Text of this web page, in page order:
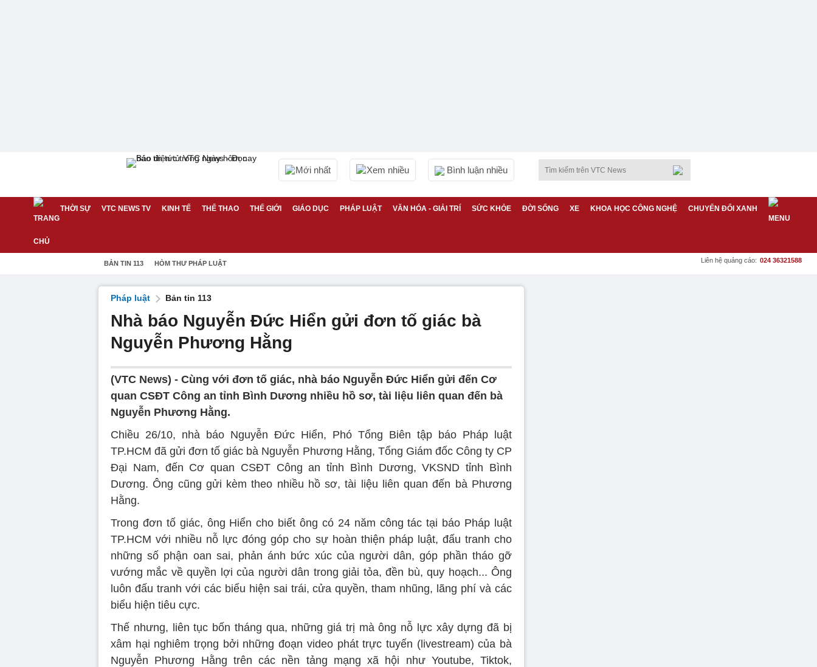
Mới nhất Xem nhiều Bình luận nhiều
THỜI SỰ VTC NEWS TV KINH TẾ THỂ THAO THẾ GIỚI GIÁO DỤC PHÁP LUẬT VĂN HÓA - GIẢI TRÍ SỨC KHỎE ĐỜI SỐNG XE KHOA HỌC CÔNG NGHỆ CHUYỂN ĐỔI XANH
BẢN TIN 113 HÒM THƯ PHÁP LUẬT Liên hệ quảng cáo: 024 36321588
Pháp luật Bản tin 113
Nhà báo Nguyễn Đức Hiển gửi đơn tố giác bà
Nguyễn Phương Hằng
(VTC News) - Cùng với đơn tố giác, nhà báo Nguyễn Đức Hiển gửi đến Cơ
quan CSĐT Công an tỉnh Bình Dương nhiều hồ sơ, tài liệu liên quan đến bà
Nguyễn Phương Hằng.
Chiều 26/10, nhà báo Nguyễn Đức Hiển, Phó Tổng Biên tập báo Pháp luật
TP.HCM đã gửi đơn tố giác bà Nguyễn Phương Hằng, Tổng Giám đốc Công ty CP
Đại Nam, đến Cơ quan CSĐT Công an tỉnh Bình Dương, VKSND tỉnh Bình
Dương. Ông cũng gửi kèm theo nhiều hồ sơ, tài liệu liên quan đến bà Phương
Hằng.
Trong đơn tố giác, ông Hiển cho biết ông có 24 năm công tác tại báo Pháp luật
TP.HCM với nhiều nỗ lực đóng góp cho sự hoàn thiện pháp luật, đấu tranh cho
những số phận oan sai, phản ánh bức xúc của người dân, góp phần tháo gỡ
vướng mắc về quyền lợi của người dân trong giải tỏa, đền bù, quy hoạch... Ông
luôn đấu tranh với các biểu hiện sai trái, cửa quyền, tham nhũng, lãng phí và các
biểu hiện tiêu cực.
Thế nhưng, liên tục bốn tháng qua, những giá trị mà ông nỗ lực xây dựng đã bị
xâm hại nghiêm trọng bởi những đoạn video phát trực tuyến (livestream) của bà
Nguyễn Phương Hằng trên các nền tảng mạng xã hội như Youtube, Tiktok,